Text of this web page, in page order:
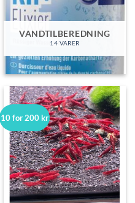
VANDTILBEREDNING
14 VARER
10 for 200 kr